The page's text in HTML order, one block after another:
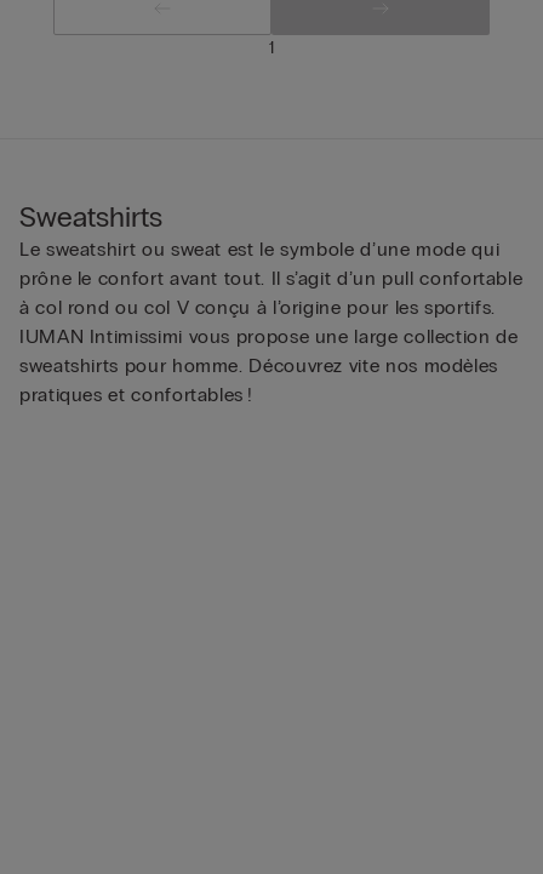
1
Sweatshirts
Le sweatshirt ou sweat est le symbole d’une mode qui
prône le confort avant tout. Il s’agit d’un pull confortable
à col rond ou col V conçu à l’origine pour les sportifs.
IUMAN Intimissimi vous propose une large collection de
sweatshirts pour homme. Découvrez vite nos modèles
pratiques et confortables !